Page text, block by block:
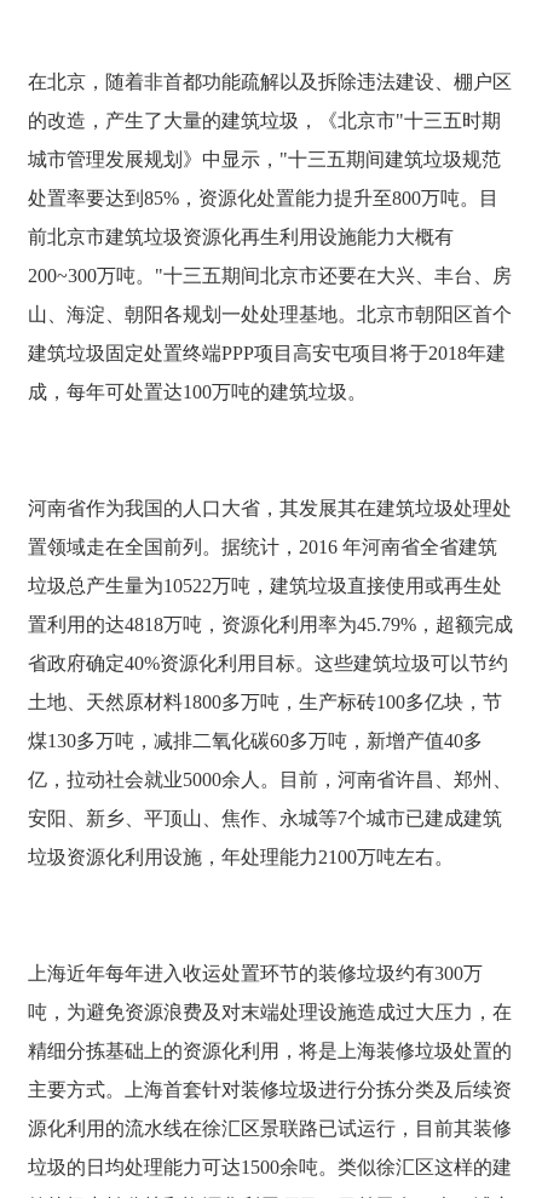
在北京，随着非首都功能疏解以及拆除违法建设、棚户区
的改造，产生了大量的建筑垃圾，《北京市"十三五时期
城市管理发展规划》中显示，"十三五期间建筑垃圾规范
处置率要达到85%，资源化处置能力提升至800万吨。目
前北京市建筑垃圾资源化再生利用设施能力大概有
200~300万吨。"十三五期间北京市还要在大兴、丰台、房
山、海淀、朝阳各规划一处处理基地。北京市朝阳区首个
建筑垃圾固定处置终端PPP项目高安屯项目将于2018年建
成，每年可处置达100万吨的建筑垃圾。
河南省作为我国的人口大省，其发展其在建筑垃圾处理处
置领域走在全国前列。据统计，2016 年河南省全省建筑
垃圾总产生量为10522万吨，建筑垃圾直接使用或再生处
置利用的达4818万吨，资源化利用率为45.79%，超额完成
省政府确定40%资源化利用目标。这些建筑垃圾可以节约
土地、天然原材料1800多万吨，生产标砖100多亿块，节
煤130多万吨，减排二氧化碳60多万吨，新增产值40多
亿，拉动社会就业5000余人。目前，河南省许昌、郑州、
安阳、新乡、平顶山、焦作、永城等7个城市已建成建筑
垃圾资源化利用设施，年处理能力2100万吨左右。
上海近年每年进入收运处置环节的装修垃圾约有300万
吨，为避免资源浪费及对末端处理设施造成过大压力，在
精细分拣基础上的资源化利用，将是上海装修垃圾处置的
主要方式。上海首套针对装修垃圾进行分拣分类及后续资
源化利用的流水线在徐汇区景联路已试运行，目前其装修
垃圾的日均处理能力可达1500余吨。类似徐汇区这样的建